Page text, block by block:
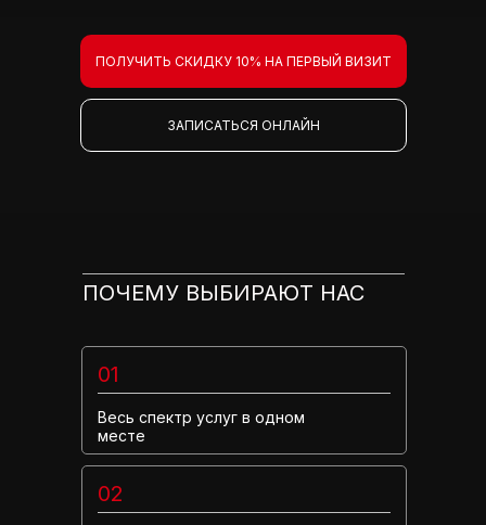
ПОЛУЧИТЬ СКИДКУ 10% НА ПЕРВЫЙ ВИЗИТ
ЗАПИСАТЬСЯ ОНЛАЙН
Весь спектр услуг в одном
месте
01
02
ПОЧЕМУ ВЫБИРАЮТ НАС